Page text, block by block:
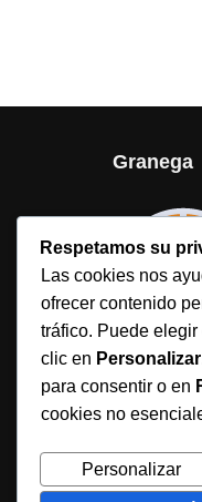
Granega
Granega
contenido
rugby, con
Respetamos su
Las cookies nos
ofrecer contenido
tráfico. Puede
clic en Personalizar
para consentir o en
cookies no
Personalizar